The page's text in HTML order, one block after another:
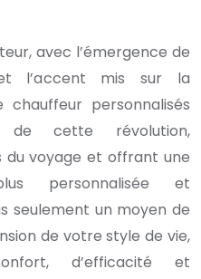
avec l’émergence de
et l’accent mis sur la
chauffeur personnalisés
de cette révolution,
du voyage et offrant une
personnalisée et
seulement un moyen de
de votre style de vie,
d’efficacité et